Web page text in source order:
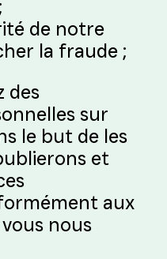
de notre
la fraude ;
des
sur
le but de les
et
aux
nous